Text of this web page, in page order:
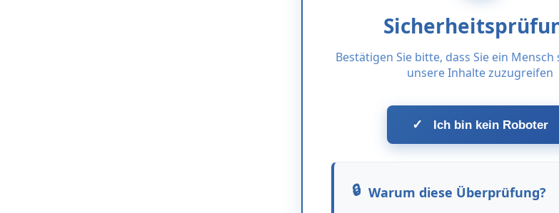
Bestätigen Sie bitte, dass Sie ein
unsere Inhalte zuzugreifen
✓ Ich bin kein Roboter
Warum diese Überprüfung?